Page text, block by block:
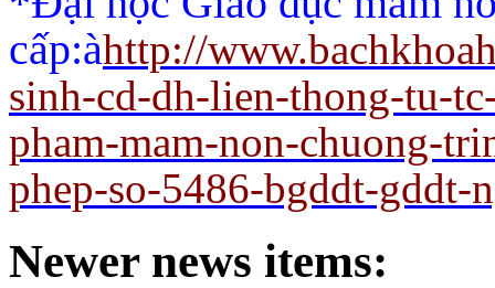
cấp:àhttp://
sinh-cd-dh-lien-thong-tu-
pham-mam-non-chuong-
phep-so-5486-bgddt-gddt-
Newer news items: